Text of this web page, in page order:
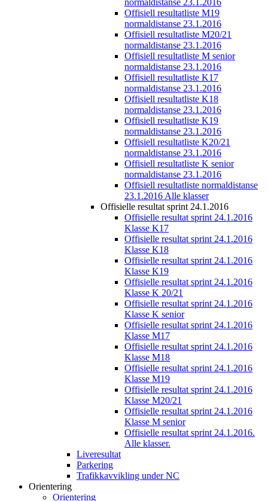
normaldistanse 23.1.2016
Offisiell resultatliste M19
normaldistanse 23.1.2016
Offisiell resultatliste M20/21
normaldistanse 23.1.2016
Offisiell resultatliste M senior
normaldistanse 23.1.2016
Offisiell resultatliste K17
normaldistanse 23.1.2016
Offisiell resultatliste K18
normaldistanse 23.1.2016
Offisiell resultatliste K19
normaldistanse 23.1.2016
Offisiell resultatliste K20/21
normaldistanse 23.1.2016
Offisiell resultatliste K senior
normaldistanse 23.1.2016
Offisiell resultatliste normaldistanse
23.1.2016 Alle klasser
Offisielle resultat sprint 24.1.2016
Offisielle resultat sprint 24.1.2016
Klasse K17
Offisielle resultat sprint 24.1.2016
Klasse K18
Offisielle resultat sprint 24.1.2016
Klasse K19
Offisielle resultat sprint 24.1.2016
Klasse K 20/21
Offisielle resultat sprint 24.1.2016
Klasse K senior
Offisielle resultat sprint 24.1.2016
Klasse M17
Offisielle resultat sprint 24.1.2016
Klasse M18
Offisielle resultat sprint 24.1.2016
Klasse M19
Offisielle resultat sprint 24.1.2016
Klasse M20/21
Offisielle resultat sprint 24.1.2016
Klasse M senior
Offisielle resultat sprint 24.1.2016.
Alle klasser.
Liveresultat
Parkering
Trafikkavvikling under NC
Orientering
Orientering